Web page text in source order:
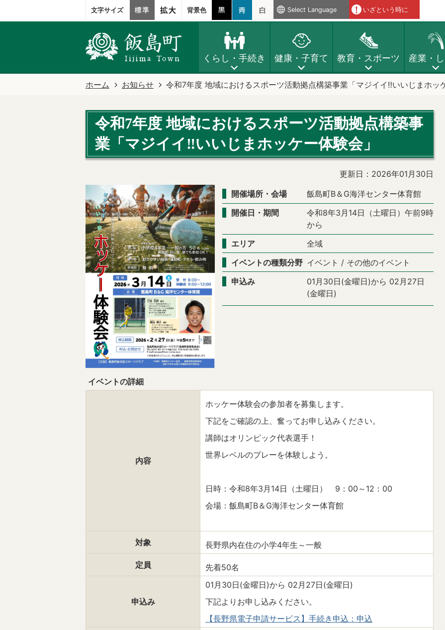
文字サイズ 背景色 Select Language いざという時に
くらし・手続き 健康・子育て 教育・スポーツ 産業・
ホーム お知らせ 令和7年度 地域におけるスポーツ活動拠点構築事業「マジイイ‼いいじまホッ
令和7年度 地域におけるスポーツ活動拠点構築事
業「マジイイ‼いいじまホッケー体験会」
更新日：2026年01月30日
開催場所・会場
飯島町B＆G海洋センター体育館
開催日・期間
令和8年3月14日（土曜日）午前9時
から
エリア
全域
イベントの種類分野 イベント / その他のイベント
申込み
01月30日(金曜日)から 02月27日
(金曜日)
イベントの詳細
内容
ホッケー体験会の参加者を募集します。
下記をご確認の上、奮ってお申し込みください。
講師はオリンピック代表選手！
世界レベルのプレーを体験しよう。
日時：令和8年3月14日（土曜日） 9：00～12：00
会場：飯島町B＆G海洋センター体育館
対象
長野県内在住の小学4年生～一般
定員
先着50名
申込み
01月30日(金曜日)から 02月27日(金曜日)
下記よりお申し込みください。
【長野県電子申請サービス】手続き申込：申込